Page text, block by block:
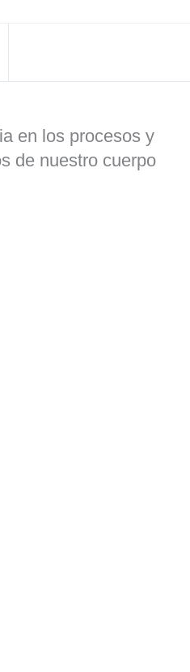
en los procesos y
de nuestro cuerpo